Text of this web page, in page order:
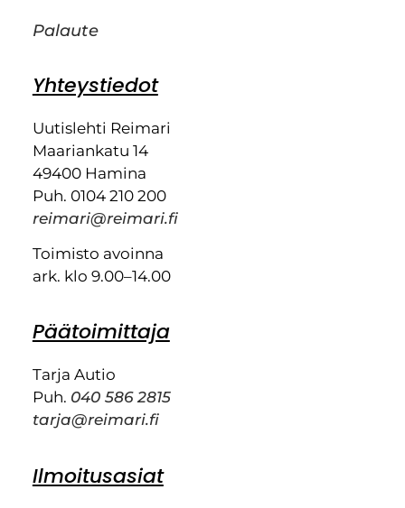
Palaute
Yhteystiedot
Uutislehti Reimari
Maariankatu 14
49400 Hamina
Puh. 0104 210 200
reimari@reimari.fi
Toimisto avoinna
ark. klo 9.00–14.00
Päätoimittaja
Tarja Autio
Puh. 040 586 2815
tarja@reimari.fi
Ilmoitusasiat